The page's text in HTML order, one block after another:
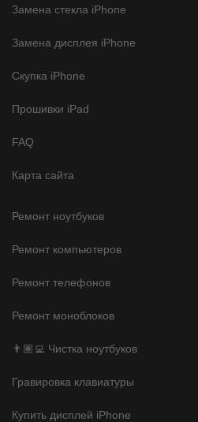
Замена стекла iPhone
Замена дисплея iPhone
Скупка iPhone
Прошивки iPad
FAQ
Карта сайта
Ремонт ноутбуков
Ремонт компьютеров
Ремонт телефонов
Ремонт моноблоков
👨🏽‍💻 Чистка ноутбуков
Гравировка клавиатуры
Купить дисплей iPhone